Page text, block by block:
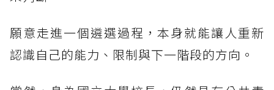
願意走進一個遴選過程，本身就能讓人重新
認識自己的能力、限制與下一階段的方向。